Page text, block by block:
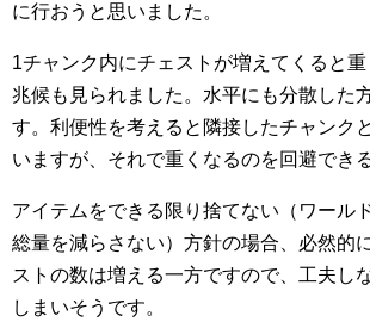
に行おうと思いました。
1チャンク内にチェストが増えてくると
兆候も見られました。水平にも分散した
す。利便性を考えると隣接したチャンク
いますが、それで重くなるのを回避でき
アイテムをできる限り捨てない（ワール
総量を減らさない）方針の場合、必然的
ストの数は増える一方ですので、工夫し
しまいそうです。